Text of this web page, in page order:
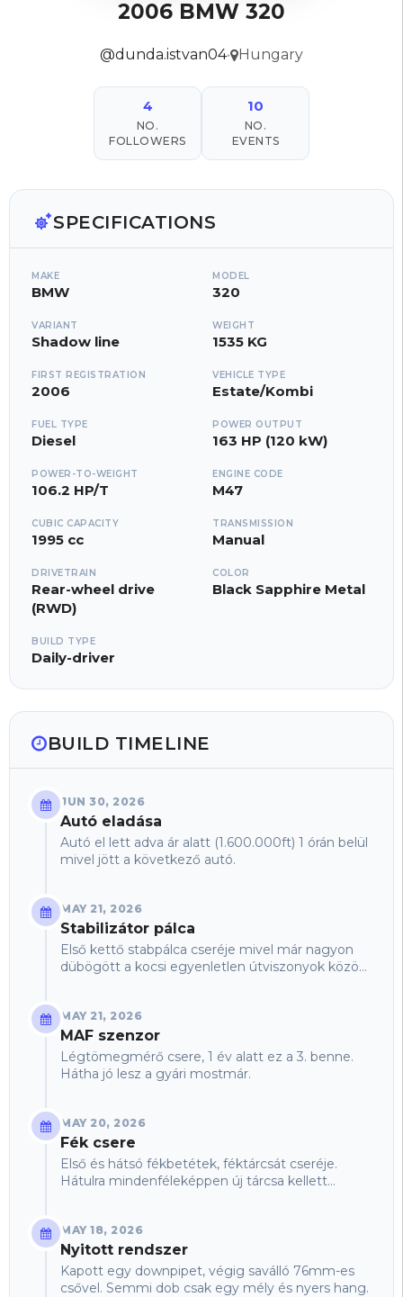
2006 BMW 320
@dunda.istvan04• Hungary
4
NO.
FOLLOWERS
10
NO.
EVENTS
SPECIFICATIONS
MAKE
BMW
MODEL
320
VARIANT
Shadow line
WEIGHT
1535 KG
FIRST REGISTRATION
2006
VEHICLE TYPE
Estate/Kombi
FUEL TYPE
Diesel
POWER OUTPUT
163 HP (120 kW)
POWER-TO-WEIGHT
106.2 HP/T
ENGINE CODE
M47
CUBIC CAPACITY
1995 cc
TRANSMISSION
Manual
DRIVETRAIN
Rear-wheel drive
(RWD)
COLOR
Black Sapphire Metal
BUILD TYPE
Daily-driver
BUILD TIMELINE
JUN 30, 2026
Autó eladása
Autó el lett adva ár alatt (1.600.000ft) 1 órán belül
mivel jött a következő autó.
MAY 21, 2026
Stabilizátor pálca
Első kettő stabpálca cseréje mivel már nagyon
dübögött a kocsi egyenletlen útviszonyok között
MAY 21, 2026
MAF szenzor
Légtömegmérő csere, 1 év alatt ez a 3. benne.
Hátha jó lesz a gyári mostmár.
MAY 20, 2026
Fék csere
Első és hátsó fékbetétek, féktárcsát cseréje.
Hátulra mindenféleképpen új tárcsa kellett
MAY 18, 2026
Nyitott rendszer
Kapott egy downpipet, végig saválló 76mm-es
csővel. Semmi dob csak egy mély és nyers hang.